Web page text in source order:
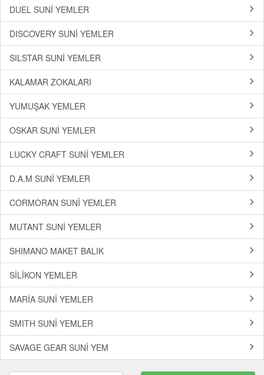
DUEL SUNİ YEMLER
DISCOVERY SUNİ YEMLER
SILSTAR SUNİ YEMLER
KALAMAR ZOKALARI
YUMUŞAK YEMLER
OSKAR SUNİ YEMLER
LUCKY CRAFT SUNİ YEMLER
D.A.M SUNİ YEMLER
CORMORAN SUNİ YEMLER
MUTANT SUNİ YEMLER
SHIMANO MAKET BALIK
SİLİKON YEMLER
MARİA SUNİ YEMLER
SMITH SUNİ YEMLER
SAVAGE GEAR SUNİ YEM